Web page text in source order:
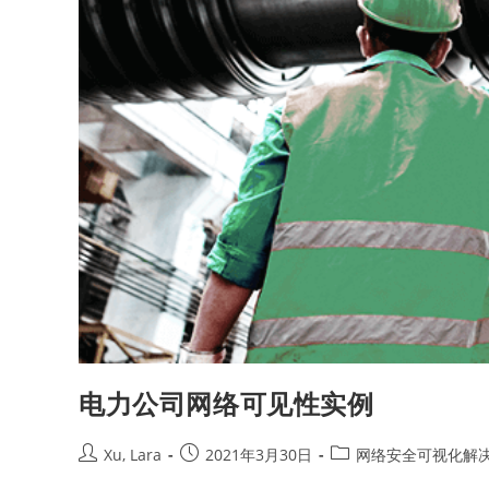
电力公司网络可见性实例
Xu, Lara 2021年3月30日 网络安全可视化解